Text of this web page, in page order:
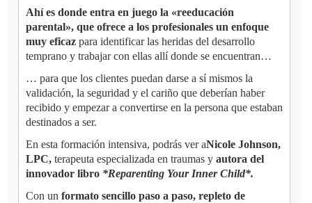
Ahí es donde entra en juego la «reeducación
parental», que ofrece a los profesionales un enfoque
muy eficaz para identificar las heridas del desarrollo
temprano y trabajar con ellas allí donde se encuentran…
… para que los clientes puedan darse a sí mismos la
validación, la seguridad y el cariño que deberían haber
recibido y empezar a convertirse en la persona que estaban
destinados a ser.
En esta formación intensiva, podrás ver aNicole Johnson,
LPC, terapeuta especializada en traumas y autora del
innovador libro *Reparenting Your Inner Child*.
Con un formato sencillo paso a paso, repleto de